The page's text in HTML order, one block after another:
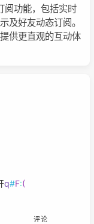
阅功能，包括实时
及好友动态订阅。
供更直观的互动体
浪漫
评论